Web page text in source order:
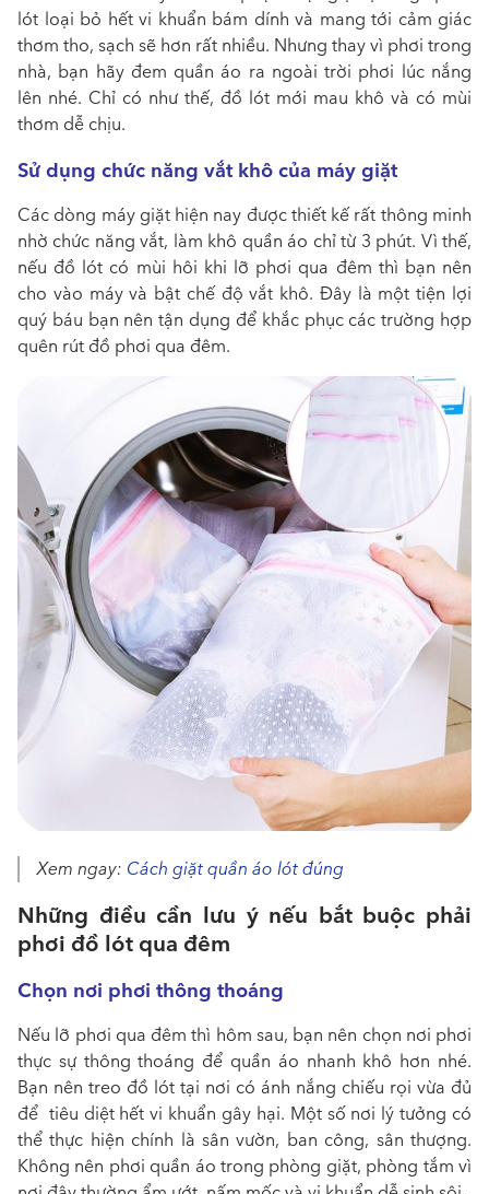
lót loại bỏ hết vi khuẩn bám dính và mang tới cảm giác
thơm tho, sạch sẽ hơn rất nhiều. Nhưng thay vì phơi trong
nhà, bạn hãy đem quần áo ra ngoài trời phơi lúc nắng
lên nhé. Chỉ có như thế, đồ lót mới mau khô và có mùi
thơm dễ chịu.
Sử dụng chức năng vắt khô của máy giặt
Các dòng máy giặt hiện nay được thiết kế rất thông minh
nhờ chức năng vắt, làm khô quần áo chỉ từ 3 phút. Vì thế,
nếu đồ lót có mùi hôi khi lỡ phơi qua đêm thì bạn nên
cho vào máy và bật chế độ vắt khô. Đây là một tiện lợi
quý báu bạn nên tận dụng để khắc phục các trường hợp
quên rút đồ phơi qua đêm.
Xem ngay: Cách giặt quần áo lót đúng
Những điều cần lưu ý nếu bắt buộc phải
phơi đồ lót qua đêm
Chọn nơi phơi thông thoáng
Nếu lỡ phơi qua đêm thì hôm sau, bạn nên chọn nơi phơi
thực sự thông thoáng để quần áo nhanh khô hơn nhé.
Bạn nên treo đồ lót tại nơi có ánh nắng chiếu rọi vừa đủ
để tiêu diệt hết vi khuẩn gây hại. Một số nơi lý tưởng có
thể thực hiện chính là sân vườn, ban công, sân thượng.
Không nên phơi quần áo trong phòng giặt, phòng tắm vì